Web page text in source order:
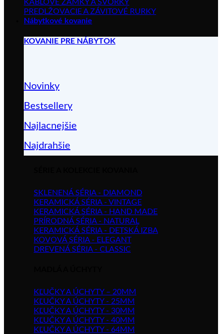
KÁBLOVÉ ZÁMKY A SVORKY
PREDLŽOVACIE A ZÁVITOVÉ RURKY
Nábytkové kovanie
KOVANIE PRE NÁBYTOK
Novinky
Bestsellery
Najlacnejšie
Najdrahšie
SKLENENÁ SÉRIA - DIAMOND
KERAMICKÁ SÉRIA - VINTAGE
KERAMICKÁ SÉRIA - HAND MADE
PRÍRODNÁ SÉRIA - NATURAL
KERAMICKÁ SÉRIA - DETSKÁ IZBA
KOVOVÁ SÉRIA - ELEGANT
DREVENÁ SÉRIA - CLASSIC
KĽUČKY A ÚCHYTY – 20MM
KĽUČKY A ÚCHYTY - 25MM
KĽUČKY A ÚCHYTY - 30MM
KĽUČKY A ÚCHYTY - 40MM
KĽUČKY A ÚCHYTY - 64MM